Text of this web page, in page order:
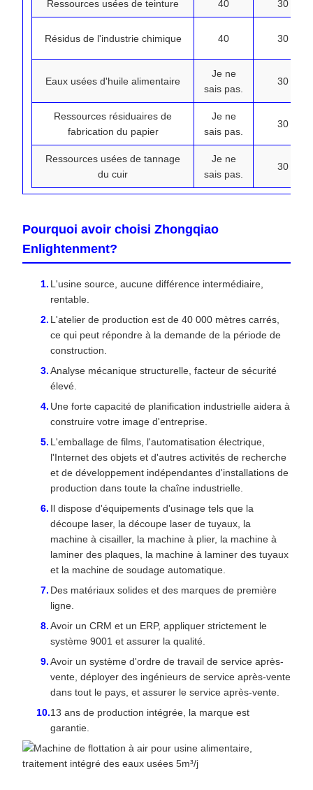
Ressources usées de teinture 40 30
Résidus de l'industrie chimique 40 30
Eaux usées d'huile alimentaire
Je ne
sais pas.
30
Ressources résiduaires de
fabrication du papier
Je ne
sais pas.
30
Ressources usées de tannage
du cuir
Je ne
sais pas.
30
Pourquoi avoir choisi Zhongqiao
Enlightenment?
L'usine source, aucune différence intermédiaire,
rentable.
L'atelier de production est de 40 000 mètres carrés,
ce qui peut répondre à la demande de la période de
construction.
Analyse mécanique structurelle, facteur de sécurité
élevé.
Une forte capacité de planification industrielle aidera à
construire votre image d'entreprise.
L'emballage de films, l'automatisation électrique,
l'Internet des objets et d'autres activités de recherche
et de développement indépendantes d'installations de
production dans toute la chaîne industrielle.
Il dispose d'équipements d'usinage tels que la
découpe laser, la découpe laser de tuyaux, la
machine à cisailler, la machine à plier, la machine à
laminer des plaques, la machine à laminer des tuyaux
et la machine de soudage automatique.
Des matériaux solides et des marques de première
ligne.
Avoir un CRM et un ERP, appliquer strictement le
système 9001 et assurer la qualité.
Avoir un système d'ordre de travail de service après-
vente, déployer des ingénieurs de service après-vente
dans tout le pays, et assurer le service après-vente.
13 ans de production intégrée, la marque est
garantie.